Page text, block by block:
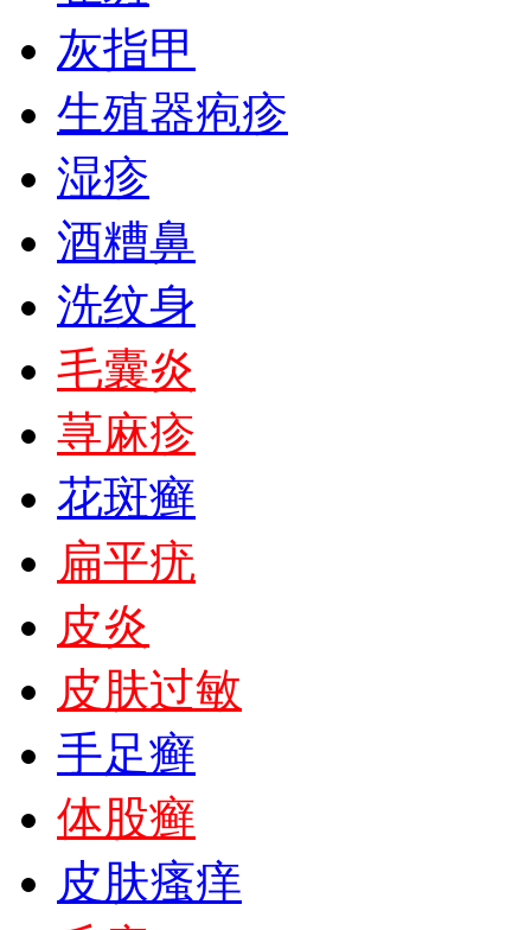
灰指甲
生殖器疱疹
湿疹
酒糟鼻
洗纹身
毛囊炎
荨麻疹
花斑癣
扁平疣
皮炎
皮肤过敏
手足癣
体股癣
皮肤瘙痒